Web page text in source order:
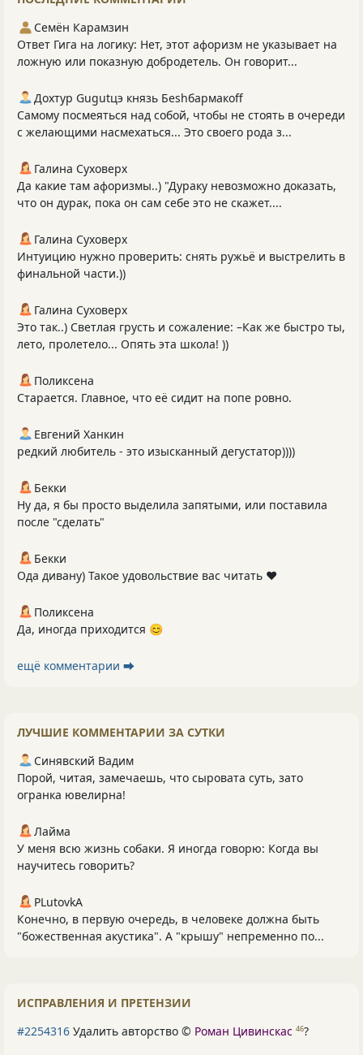
Семён Карамзин
Ответ Гига на логику: Нет, этот афоризм не указывает на
ложную или показную добродетель. Он говорит...
Дохтур Gugutцэ князь Беshбармакоff
Самому посмеяться над собой, чтобы не стоять в очереди
с желающими насмехаться... Это своего рода з...
Галина Суховерх
Да какие там афоризмы..) "Дураку невозможно доказать,
что он дурак, пока он сам себе это не скажет....
Галина Суховерх
Интуицию нужно проверить: снять ружьё и выстрелить в
финальной части.))
Галина Суховерх
Это так..) Светлая грусть и сожаление: –Как же быстро ты,
лето, пролетело... Опять эта школа! ))
Поликсена
Старается. Главное, что её сидит на попе ровно.
Евгений Ханкин
редкий любитель - это изысканный дегустатор))))
Бекки
Ну да, я бы просто выделила запятыми, или поставила
после "сделать"
Бекки
Ода дивану) Такое удовольствие вас читать ❤️
Поликсена
Да, иногда приходится 😊
ещё комментарии ⮕
ЛУЧШИЕ КОММЕНТАРИИ ЗА СУТКИ
Синявский Вадим
Порой, читая, замечаешь, что сыровата суть, зато
огранка ювелирна!
Лайма
У меня всю жизнь собаки. Я иногда говорю: Когда вы
научитесь говорить?
PLutоvkА
Конечно, в первую очередь, в человеке должна быть
"божественная акустика". А "крышу" непременно по...
ИСПРАВЛЕНИЯ И ПРЕТЕНЗИИ
#2254316 Удалить авторство © Роман Цивинскас 46?